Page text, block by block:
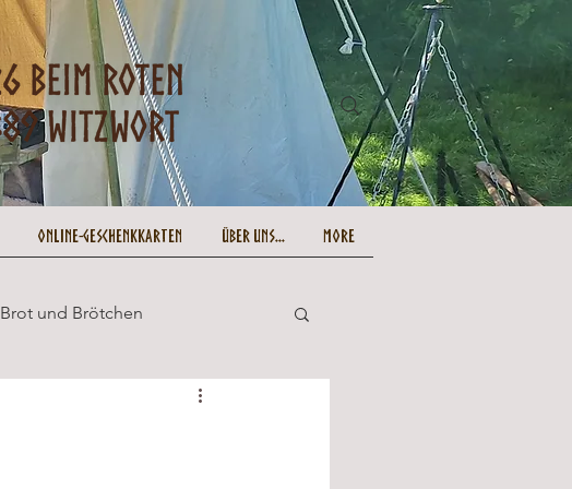
Brot und Brötchen
Online-Geschenkkarten Über uns... More